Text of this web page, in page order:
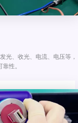
光、收光、电流、电压等，
性。